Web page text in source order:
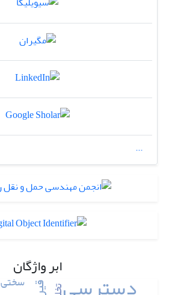
...
ابر واژگان
قیر
سختی